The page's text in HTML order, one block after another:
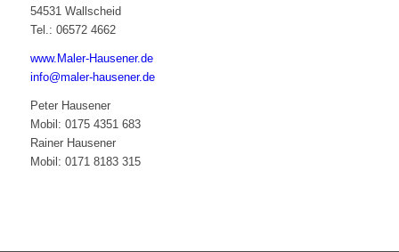
54531 Wallscheid
Tel.: 06572 4662
www.Maler-Hausener.de
info@maler-hausener.de
Peter Hausener
Mobil: 0175 4351 683
Rainer Hausener
Mobil: 0171 8183 315